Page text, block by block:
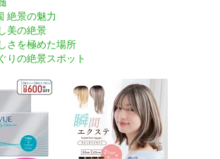
絶景の魅力
美の絶景
さを極めた場所
りの絶景スポット